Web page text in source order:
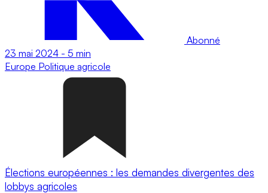
Abonné
23 mai 2024 - 5 min
Europe Politique agricole
Élections européennes : les demandes divergentes des
lobbys agricoles